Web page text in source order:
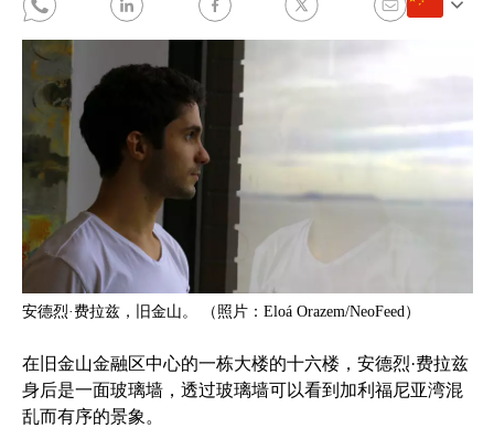
安德烈·费拉兹，旧金山。 （照片：Eloá Orazem/NeoFeed）
在旧金山金融区中心的一栋大楼的十六楼，安德烈·费拉兹
身后是一面玻璃墙，透过玻璃墙可以看到加利福尼亚湾混
乱而有序的景象。